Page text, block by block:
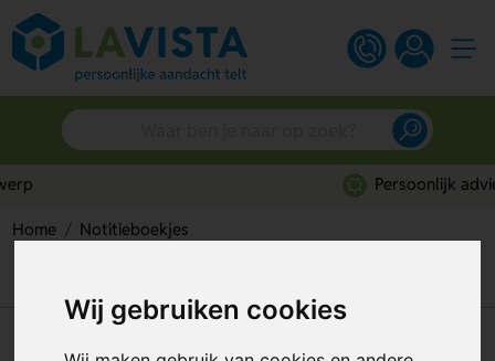
Wij gebruiken cookies
Home
Notitieboekjes
Lemtun Natuurlijk Notitieboek